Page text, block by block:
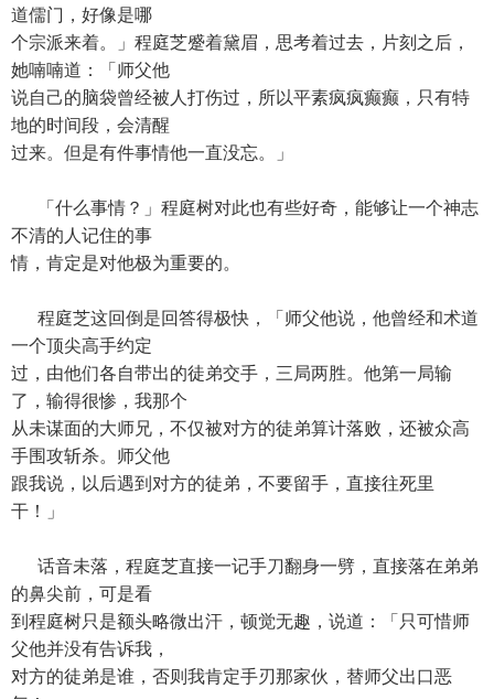
道儒门，好像是哪
个宗派来着。」程庭芝蹙着黛眉，思考着过去，片刻之后，
她喃喃道：「师父他
说自己的脑袋曾经被人打伤过，所以平素疯疯癫癫，只有特
地的时间段，会清醒
过来。但是有件事情他一直没忘。」
「什么事情？」程庭树对此也有些好奇，能够让一个神志
不清的人记住的事
情，肯定是对他极为重要的。
程庭芝这回倒是回答得极快，「师父他说，他曾经和术道
一个顶尖高手约定
过，由他们各自带出的徒弟交手，三局两胜。他第一局输
了，输得很惨，我那个
从未谋面的大师兄，不仅被对方的徒弟算计落败，还被众高
手围攻斩杀。师父他
跟我说，以后遇到对方的徒弟，不要留手，直接往死里
干！」
话音未落，程庭芝直接一记手刀翻身一劈，直接落在弟弟
的鼻尖前，可是看
到程庭树只是额头略微出汗，顿觉无趣，说道：「只可惜师
父他并没有告诉我，
对方的徒弟是谁，否则我肯定手刃那家伙，替师父出口恶